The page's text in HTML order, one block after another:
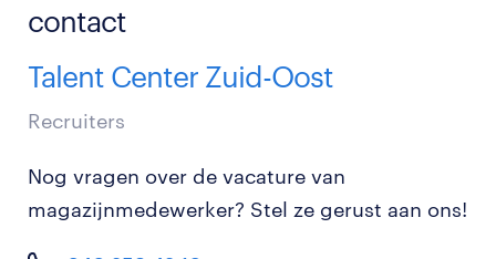
contact
Talent Center Zuid-Oost
Recruiters
Nog vragen over de vacature van
magazijnmedewerker? Stel ze gerust aan ons!